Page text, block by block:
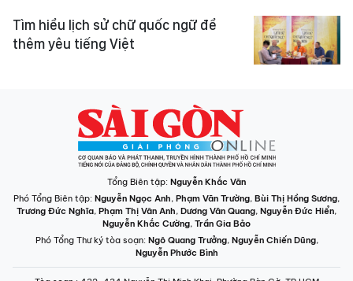
Tìm hiểu lịch sử chữ quốc ngữ để
thêm yêu tiếng Việt
Tổng Biên tập: Nguyễn Khắc Văn
Phó Tổng Biên tập: Nguyễn Ngọc Anh, Phạm Văn Trường, Bùi Thị Hồng Sương,
Trương Đức Nghĩa, Phạm Thị Vân Anh, Dương Văn Quang, Nguyễn Đức Hiển,
Nguyễn Khắc Cường, Trần Gia Bảo
Phó Tổng Thư ký tòa soạn: Ngô Quang Trưởng, Nguyễn Chiến Dũng,
Nguyễn Phước Bình